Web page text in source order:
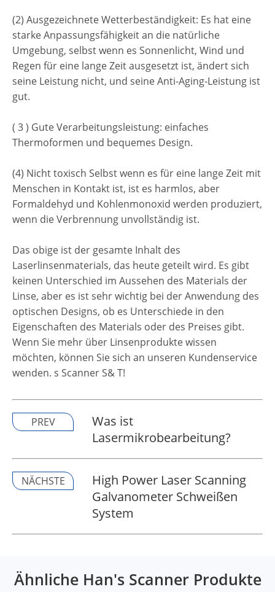
(2) Ausgezeichnete Wetterbeständigkeit: Es hat eine
starke Anpassungsfähigkeit an die natürliche
Umgebung, selbst wenn es Sonnenlicht, Wind und
Regen für eine lange Zeit ausgesetzt ist, ändert sich
seine Leistung nicht, und seine Anti-Aging-Leistung ist
gut.
( 3 ) Gute Verarbeitungsleistung: einfaches
Thermoformen und bequemes Design.
(4) Nicht toxisch Selbst wenn es für eine lange Zeit mit
Menschen in Kontakt ist, ist es harmlos, aber
Formaldehyd und Kohlenmonoxid werden produziert,
wenn die Verbrennung unvollständig ist.
Das obige ist der gesamte Inhalt des
Laserlinsenmaterials, das heute geteilt wird. Es gibt
keinen Unterschied im Aussehen des Materials der
Linse, aber es ist sehr wichtig bei der Anwendung des
optischen Designs, ob es Unterschiede in den
Eigenschaften des Materials oder des Preises gibt.
Wenn Sie mehr über Linsenprodukte wissen
möchten, können Sie sich an unseren Kundenservice
wenden. s Scanner S& T!
PREV
Was ist
Lasermikrobearbeitung?
NÄCHSTE
High Power Laser Scanning
Galvanometer Schweißen
System
Ähnliche Han's Scanner Produkte